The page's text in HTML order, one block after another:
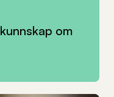
kunnskap om